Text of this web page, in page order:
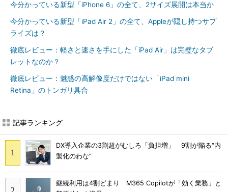
今分かっている新型「iPhone 6」の全て、2サイズ展開は本当か
今分かっている新型「iPad Air 2」の全て、Appleが隠し持つサプ
ライズは？
徹底レビュー：軽さと速さを手にした「iPad Air」は完璧なタブ
レットなのか？
徹底レビュー：魅惑の高解像度だけではない「iPad mini
Retina」のトンガリ具合
記事ランキング
DX導入企業の3割超がむしろ「負担増」 9割が陥る“内
製化のわな”
継続利用は4割どまり M365 Copilotが「効く業務」と